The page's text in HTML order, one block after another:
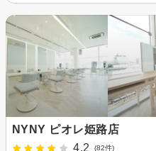
NYNY ピオレ姫路店
4.2
(82件)